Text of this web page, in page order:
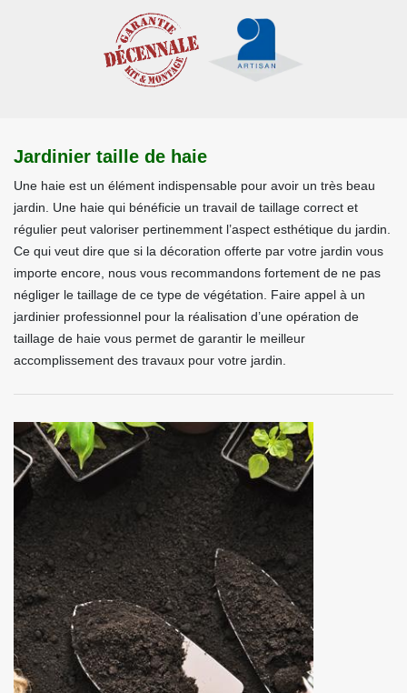
Jardinier taille de haie
Une haie est un élément indispensable pour avoir un très beau
jardin. Une haie qui bénéficie un travail de taillage correct et
régulier peut valoriser pertinemment l’aspect esthétique du jardin.
Ce qui veut dire que si la décoration offerte par votre jardin vous
importe encore, nous vous recommandons fortement de ne pas
négliger le taillage de ce type de végétation. Faire appel à un
jardinier professionnel pour la réalisation d’une opération de
taillage de haie vous permet de garantir le meilleur
accomplissement des travaux pour votre jardin.